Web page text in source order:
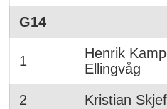
G14
1
Henrik
Ellingvåg
2 Kristian